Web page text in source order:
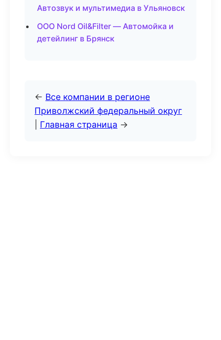
Автозвук и мультимедиа в Ульяновск
ООО Nord Oil&Filter — Автомойка и
детейлинг в Брянск
← Все компании в регионе
Приволжский федеральный округ
Главная страница →